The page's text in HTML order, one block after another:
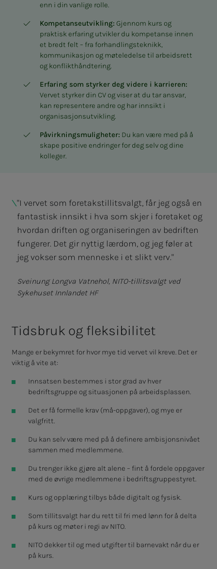
enn i din vanlige rolle.
Kompetanseutvikling: Gjennom kurs og
praktisk erfaring utvikler du kompetanse innen
et bredt felt – fra forhandlingsteknikk,
kommunikasjon og møteledelse til arbeidsrett
og konflikthåndtering.
Erfaring som styrker deg videre i karrieren:
Vervet styrker din CV og viser at du tar ansvar,
kan representere andre og har innsikt i
organisasjonsutvikling.
Påvirkningsmuligheter: Du kan være med på å
skape positive endringer for deg selv og dine
kolleger.
"I vervet som foretakstillitsvalgt, får jeg også en
fantastisk innsikt i hva som skjer i foretaket og
hvordan driften og organiseringen av bedriften
fungerer. Det gir nyttig lærdom, og jeg føler at
jeg vokser som menneske i et slikt verv."
Sveinung Longva Vatnehol, NITO-tillitsvalgt ved
Sykehuset Innlandet HF
Tids­­­­­bruk og flek­­­si­­­bi­­­li­­­tet
Mange er bekymret for hvor mye tid vervet vil kreve. Det er
viktig å vite at:
Innsatsen bestemmes i stor grad av hver
bedriftsgruppe og situasjonen på arbeidsplassen.
Det er få formelle krav (må-oppgaver), og mye er
valgfritt.
Du kan selv være med på å definere ambisjonsnivået
sammen med medlemmene.
Du trenger ikke gjøre alt alene – fint å fordele oppgaver
med de øvrige medlemmene i bedriftsgruppestyret.
Kurs og opplæring tilbys både digitalt og fysisk.
Som tillitsvalgt har du rett til fri med lønn for å delta
på kurs og møter i regi av NITO.
NITO dekker til og med utgifter til barnevakt når du er
på kurs.